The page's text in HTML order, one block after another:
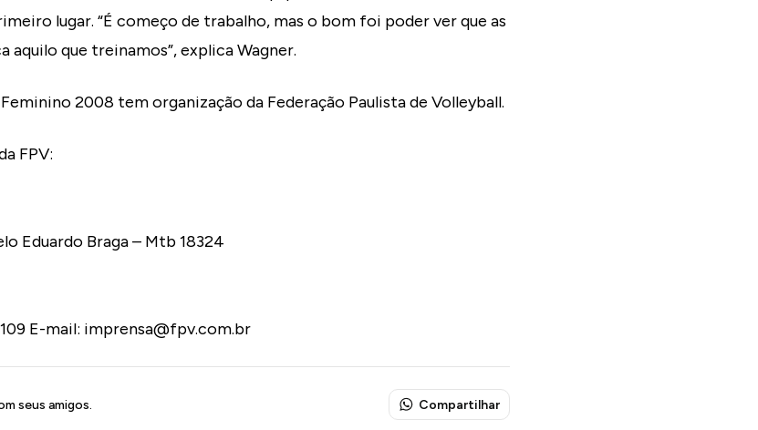
lugar. “É começo de trabalho, mas o bom foi poder ver que as
que treinamos”, explica Wagner.
2008 tem organização da Federação Paulista de Volleyball.
FPV:
Eduardo Braga – Mtb 18324
E-mail: imprensa@fpv.com.br
seus amigos. Compartilhar